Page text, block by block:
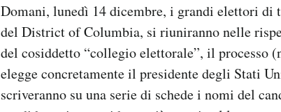
Domani, lunedì 14 dicembre, i grandi elettori
del District of Columbia, si riuniranno nelle
del cosiddetto “collegio elettorale”, il processo
elegge concretamente il presidente degli Stati
scriveranno su una serie di schede i nomi del